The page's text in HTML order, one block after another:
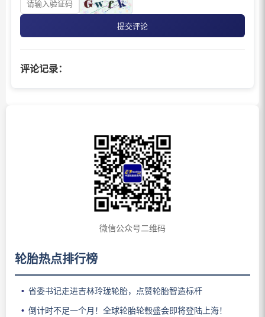
提交评论
评论记录：
微信公众号二维码
轮胎热点排行榜
省委书记走进吉林玲珑轮胎，点赞轮胎智造标杆
倒计时不足一个月！全球轮胎轮毂盛会即将登陆上海！